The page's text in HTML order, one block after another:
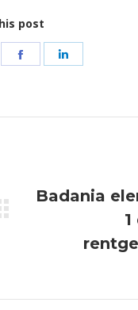
post
Share
Badania